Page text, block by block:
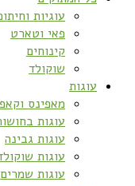
עוגיות
פאי וטארט
קינוחים
שוקולד
עוגות
מאפינס
עוגות
עוגות גבינה
עוגות
עוגות שמרים